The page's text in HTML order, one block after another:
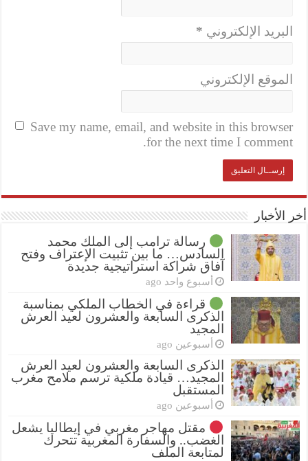
البريد الإلكتروني *
الموقع الإلكتروني
Save my name, email, and website in this browser
for the next time I comment.
أخر الأخبار
رسالة ترامب إلى الملك محمد
السادس… ما بين تثبيت الإعتراف وفتح
آفاق شراكة استراتيجية جديدة
أسبوع واحد ago
قراءة في الخطاب الملكي بمناسبة
الذكرى السابعة والعشرون لعيد العرش
المجيد
أسبوعين ago
الذكرى السابعة والعشرون لعيد العرش
المجيد… قيادة ملكية ترسم ملامح مغرب
المستقبل
أسبوعين ago
مقتل مهاجر مغربي في إيطاليا يشعل
الغضب.. والسفارة المغربية تتحرك
لمتابعة الملف